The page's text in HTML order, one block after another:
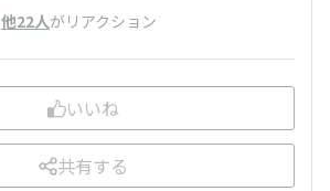
他22人がリアクション
いいね
共有する